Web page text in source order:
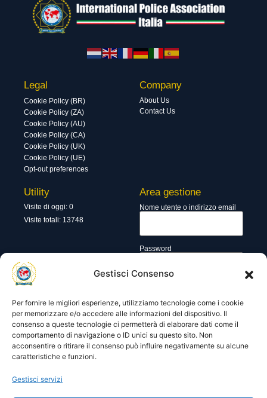
Gestisci Consenso
Per fornire le migliori esperienze, utilizziamo tecnologie come i cookie
per memorizzare e/o accedere alle informazioni del dispositivo. Il
consenso a queste tecnologie ci permetterà di elaborare dati come il
comportamento di navigazione o ID unici su questo sito. Non
acconsentire o ritirare il consenso può influire negativamente su alcune
caratteristiche e funzioni.
Gestisci servizi
Legal
Cookie Policy (BR)
Cookie Policy (ZA)
Cookie Policy (AU)
Cookie Policy (CA)
Cookie Policy (UK)
Cookie Policy (UE)
Opt-out preferences
Company
About Us
Contact Us
Utility
Visite di oggi: 0
Visite totali: 13748
Area gestione
Nome utente o indirizzo email
Password
Lost your password?